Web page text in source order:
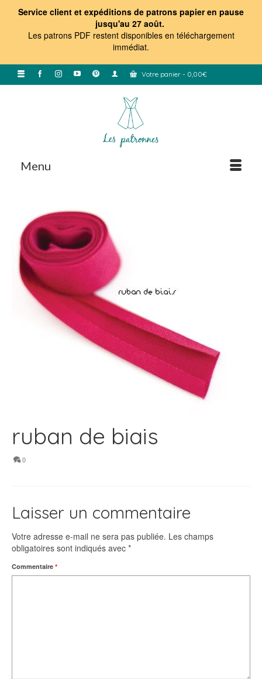
Service client et expéditions de patrons papier en pause
jusqu'au 27 août.
Les patrons PDF restent disponibles en téléchargement
immédiat.
Votre panier - 0,00€
Menu
ruban de biais
0
Laisser un commentaire
Votre adresse e-mail ne sera pas publiée. Les champs
obligatoires sont indiqués avec *
Commentaire *